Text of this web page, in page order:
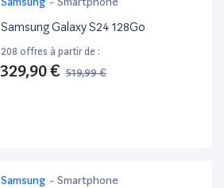
Samsung Galaxy S24 128Go
208 offres à partir de :
329,90 € 519,99 €
Samsung - Smartphone